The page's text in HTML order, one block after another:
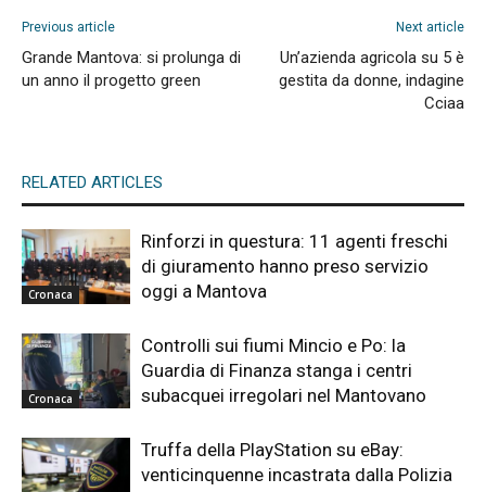
Previous article
Grande Mantova: si prolunga di
un anno il progetto green
Next article
Un’azienda agricola su 5 è
gestita da donne, indagine
Cciaa
RELATED ARTICLES
Cronaca
Rinforzi in questura: 11 agenti freschi
di giuramento hanno preso servizio
oggi a Mantova
Cronaca
Controlli sui fiumi Mincio e Po: la
Guardia di Finanza stanga i centri
subacquei irregolari nel Mantovano
Truffa della PlayStation su eBay:
venticinquenne incastrata dalla Polizia